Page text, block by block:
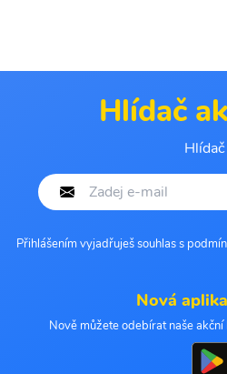
Hlídač
Přihlášením vyjadřuješ souhlas s
Nová
Nově můžete odebírat naše